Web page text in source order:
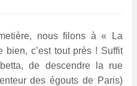
nous filons à « La
c’est tout près ! Suffit
de descendre la rue
des égouts de Paris)